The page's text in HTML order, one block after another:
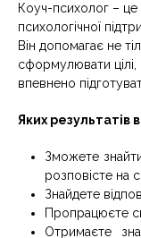
Коуч-психолог – це
психологічної
Він допомагає не
сформулювати цілі,
впевнено
Яких результатів
Зможете
розповісте на
Знайдете
Пропрацюєте
Отримаєте